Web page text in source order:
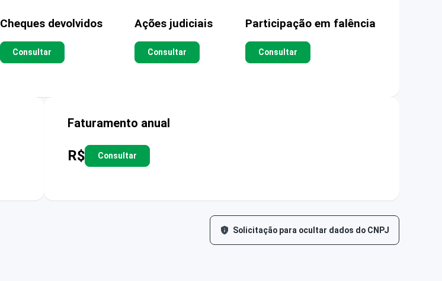
Cheques devolvidos
Consultar
Ações judiciais
Consultar
Participação em falência
Consultar
Faturamento anual
R$ Consultar
Solicitação para ocultar dados do CNPJ